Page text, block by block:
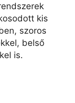
kis
szoros
belső
is.